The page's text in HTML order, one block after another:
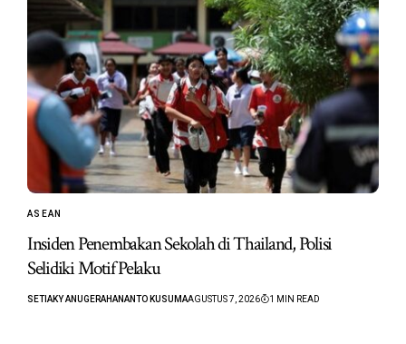
ASEAN
Insiden Penembakan Sekolah di Thailand, Polisi
Selidiki Motif Pelaku
SETIAKY ANUGERAHANANTO KUSUMAAGUSTUS 7, 2026 1 MIN READ